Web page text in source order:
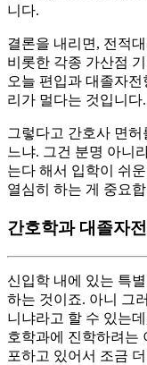
니다.
결론을 내리면, 전적
비롯한 각종 가산점
오늘 편입과 대졸자
리가 멀다는 것입니다.
그렇다고 간호사 면허
느냐. 그건 분명 아니
는다 해서 입학이 쉬
열심히 하는 게 중요
간호학과 대졸자
신입학 내에 있는 특
하는 것이죠. 아니 그
니냐라고 할 수 있는
호학과에 진학하려는
포하고 있어서 조금